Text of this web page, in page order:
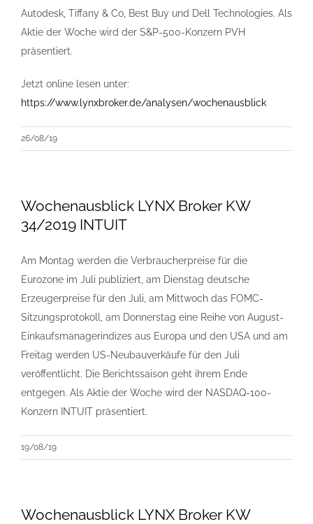
Autodesk, Tiffany & Co, Best Buy und Dell Technologies. Als
Aktie der Woche wird der S&P-500-Konzern PVH
präsentiert.
Jetzt online lesen unter:
https://www.lynxbroker.de/analysen/wochenausblick
26/08/19
Wochenausblick LYNX Broker KW
34/2019 INTUIT
Am Montag werden die Verbraucherpreise für die
Eurozone im Juli publiziert, am Dienstag deutsche
Erzeugerpreise für den Juli, am Mittwoch das FOMC-
Sitzungsprotokoll, am Donnerstag eine Reihe von August-
Einkaufsmanagerindizes aus Europa und den USA und am
Freitag werden US-Neubauverkäufe für den Juli
veröffentlicht. Die Berichtssaison geht ihrem Ende
entgegen. Als Aktie der Woche wird der NASDAQ-100-
Konzern INTUIT präsentiert.
19/08/19
Wochenausblick LYNX Broker KW